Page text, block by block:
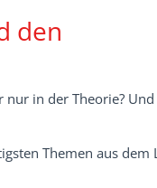
den
in der Theorie? Und
Themen aus dem